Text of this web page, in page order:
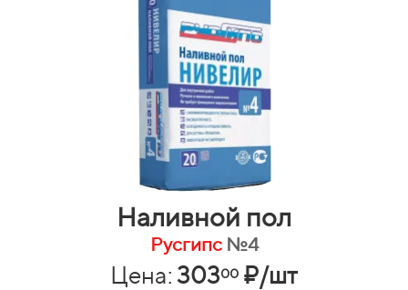
Наливной пол
Русгипс №4
Цена:30300 ₽/шт